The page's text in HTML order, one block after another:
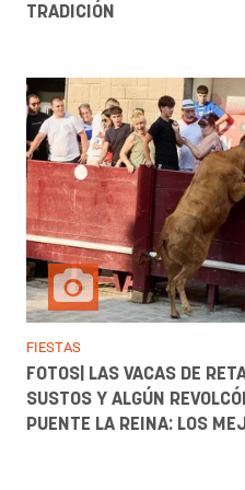
TRADICIÓN
FIESTAS
FOTOS| LAS VACAS DE
SUSTOS Y ALGÚN
PUENTE LA REINA: LOS